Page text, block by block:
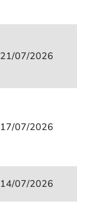
21/07/2026
17/07/2026
14/07/2026